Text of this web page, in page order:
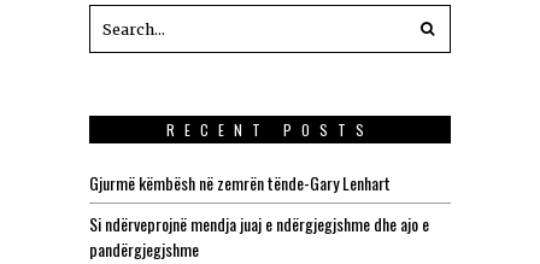
RECENT POSTS
Gjurmë këmbësh në zemrën tënde-Gary Lenhart
Si ndërveprojnë mendja juaj e ndërgjegjshme dhe ajo e
pandërgjegjshme